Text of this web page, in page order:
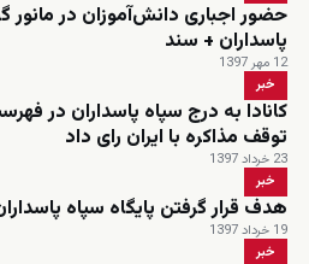
حضور اجباری دانش‌آموزان در مانور
پاسداران + سند
12 مهر 1397
خبر
کانادا به درج سپاه پاسداران در
توقف مذاکره با ایران رای داد
23 خرداد 1397
خبر
هدف قرار گرفتن پایگاه سپاه
19 خرداد 1397
خبر